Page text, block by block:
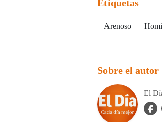
Etiquetas
Arenoso
Sobre el autor
El